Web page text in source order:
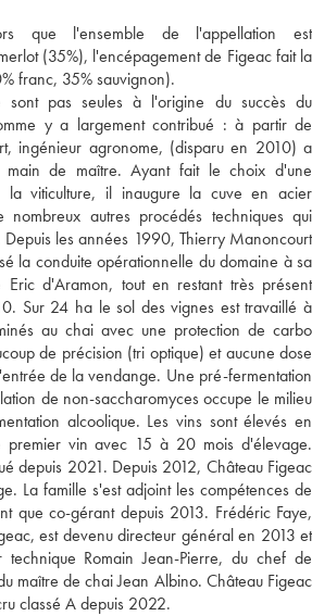
que l'ensemble de l'appellation est
(35%), l'encépagement de Figeac fait la
franc, 35% sauvignon).
sont pas seules à l'origine du succès du
y a largement contribué : à partir de
ingénieur agronome, (disparu en 2010) a
de maître. Ayant fait le choix d'une
la viticulture, il inaugure la cuve en acier
autres procédés techniques qui
Depuis les années 1990, Thierry Manoncourt
la conduite opérationnelle du domaine à sa
d'Aramon, tout en restant très présent
Sur 24 ha le sol des vignes est travaillé à
au chai avec une protection de carbo
de précision (tri optique) et aucune dose
de la vendange. Une pré-fermentation
de non-saccharomyces occupe le milieu
alcoolique. Les vins sont élevés en
premier vin avec 15 à 20 mois d'élevage.
depuis 2021. Depuis 2012, Château Figeac
La famille s'est adjoint les compétences de
que co-gérant depuis 2013. Frédéric Faye,
est devenu directeur général en 2013 et
Romain Jean-Pierre, du chef de
maître de chai Jean Albino. Château Figeac
classé A depuis 2022.